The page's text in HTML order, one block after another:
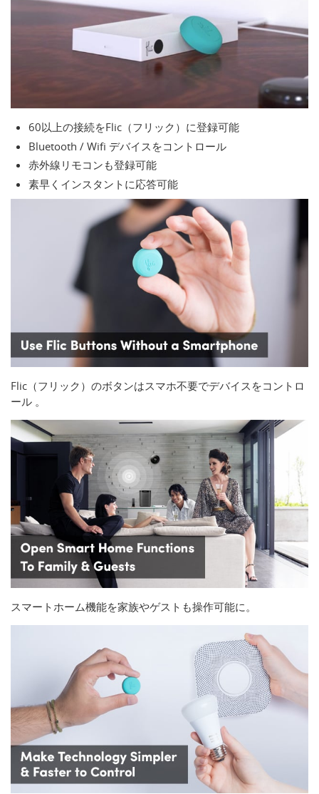
60以上の接続をFlic（フリック）に登録可能
Bluetooth / Wifi デバイスをコントロール
赤外線リモコンも登録可能
素早くインスタントに応答可能
Flic（フリック）のボタンはスマホ不要でデバイスをコントロ
ール 。
スマートホーム機能を家族やゲストも操作可能に。